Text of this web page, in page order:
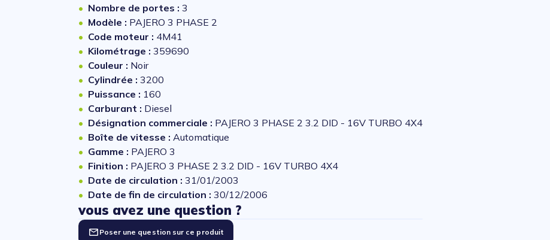
Nombre de portes : 3
Modèle : PAJERO 3 PHASE 2
Code moteur : 4M41
Kilométrage : 359690
Couleur : Noir
Cylindrée : 3200
Puissance : 160
Carburant : Diesel
Désignation commerciale : PAJERO 3 PHASE 2 3.2 DID - 16V TURBO 4X4
Boîte de vitesse : Automatique
Gamme : PAJERO 3
Finition : PAJERO 3 PHASE 2 3.2 DID - 16V TURBO 4X4
Date de circulation : 31/01/2003
Date de fin de circulation : 30/12/2006
vous avez une question ?
Poser une question sur ce produit